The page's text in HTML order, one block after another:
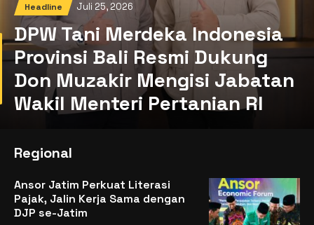
Headline Juli 25, 2026
DPW Tani Merdeka Indonesia
Provinsi Bali Resmi Dukung
Don Muzakir Mengisi Jabatan
Wakil Menteri Pertanian RI
Regional
Ansor Jatim Perkuat Literasi
Pajak, Jalin Kerja Sama dengan
DJP se-Jatim